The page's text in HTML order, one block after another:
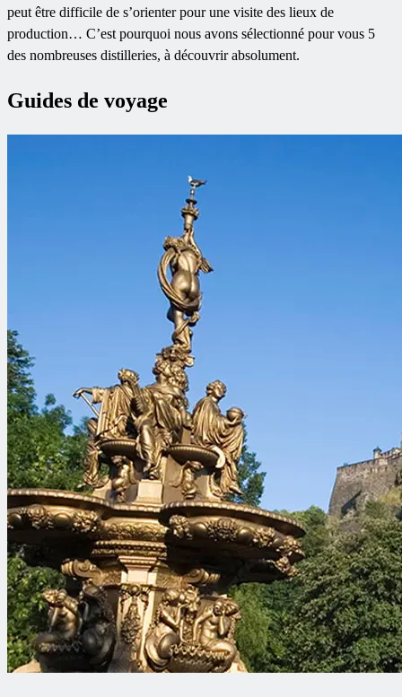
peut être difficile de s’orienter pour une visite des lieux de
production… C’est pourquoi nous avons sélectionné pour vous 5
des nombreuses distilleries, à découvrir absolument.
Guides de voyage